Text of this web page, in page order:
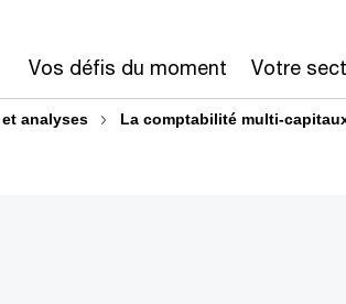
Vos défis du moment Votre
analyses La comptabilité multi-